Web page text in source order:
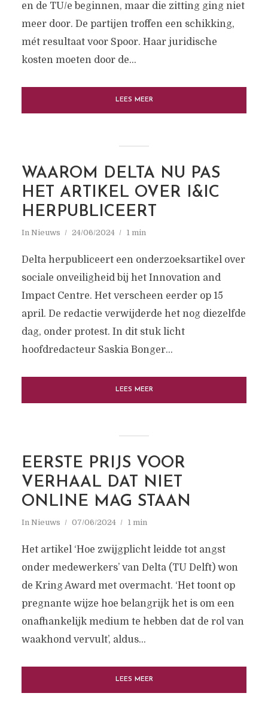
en de TU/e beginnen, maar die zitting ging niet
meer door. De partijen troffen een schikking,
mét resultaat voor Spoor. Haar juridische
kosten moeten door de...
LEES MEER
WAAROM DELTA NU PAS
HET ARTIKEL OVER I&IC
HERPUBLICEERT
In Nieuws 24/06/2024 1 min
Delta herpubliceert een onderzoeksartikel over
sociale onveiligheid bij het Innovation and
Impact Centre. Het verscheen eerder op 15
april. De redactie verwijderde het nog diezelfde
dag, onder protest. In dit stuk licht
hoofdredacteur Saskia Bonger...
LEES MEER
EERSTE PRIJS VOOR
VERHAAL DAT NIET
ONLINE MAG STAAN
In Nieuws 07/06/2024 1 min
Het artikel ‘Hoe zwijgplicht leidde tot angst
onder medewerkers’ van Delta (TU Delft) won
de Kring Award met overmacht. ‘Het toont op
pregnante wijze hoe belangrijk het is om een
onafhankelijk medium te hebben dat de rol van
waakhond vervult’, aldus...
LEES MEER